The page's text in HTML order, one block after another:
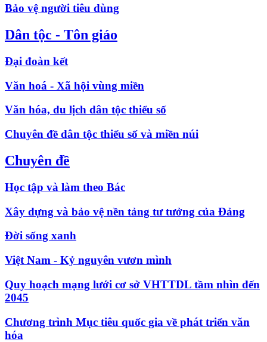
Bảo vệ người tiêu dùng
Dân tộc - Tôn giáo
Đại đoàn kết
Văn hoá - Xã hội vùng miền
Văn hóa, du lịch dân tộc thiểu số
Chuyên đề dân tộc thiểu số và miền núi
Chuyên đề
Học tập và làm theo Bác
Xây dựng và bảo vệ nền tảng tư tưởng của Đảng
Đời sống xanh
Việt Nam - Kỷ nguyên vươn mình
Quy hoạch mạng lưới cơ sở VHTTDL tầm nhìn đến
2045
Chương trình Mục tiêu quốc gia về phát triển văn
hóa